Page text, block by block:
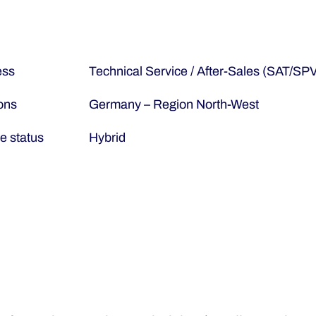
Technical Service / After-Sales (SAT/
Germany – Region North-West
status Hybrid